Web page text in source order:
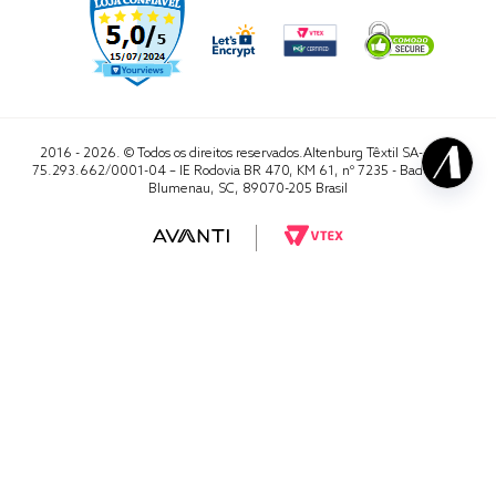
2016 - 2026. © Todos os direitos reservados.Altenburg Têxtil SA- CNPJ
75.293.662/0001-04 – IE Rodovia BR 470, KM 61, nº 7235 - Badenfurt,
Blumenau, SC, 89070-205 Brasil